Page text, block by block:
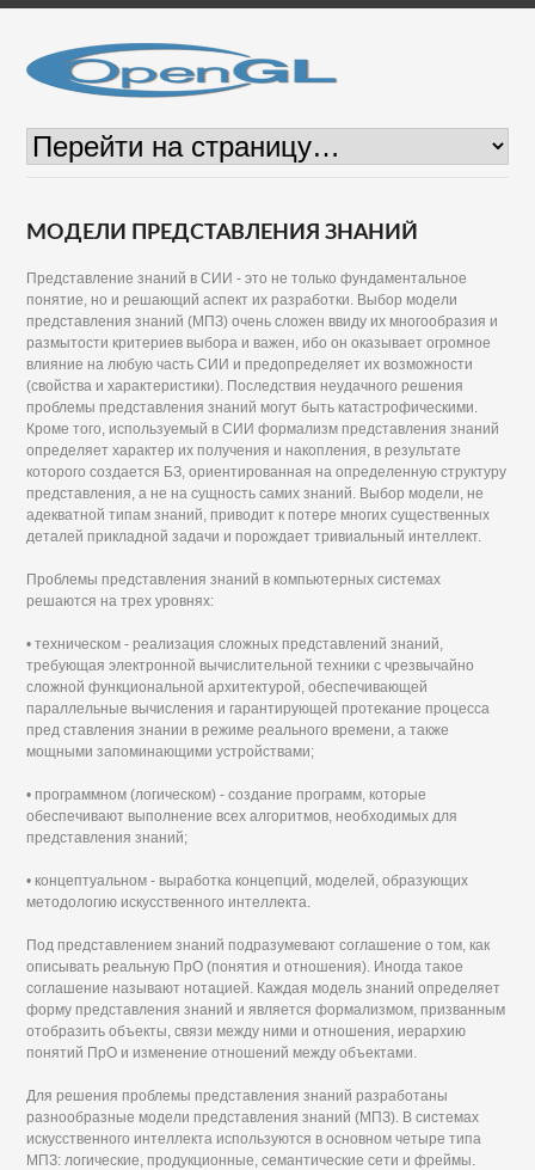
МОДЕЛИ ПРЕДСТАВЛЕНИЯ ЗНАНИЙ
Представление знаний в СИИ - это не только фундаментальное
понятие, но и решающий аспект их разработки. Выбор модели
представления знаний (МПЗ) очень сложен ввиду их многообразия и
размытости критериев выбора и важен, ибо он оказывает огромное
влияние на любую часть СИИ и предопределяет их возможности
(свойства и характеристики). Последствия неудачного решения
проблемы представления знаний могут быть катастрофическими.
Кроме того, используемый в СИИ формализм представления знаний
определяет характер их получения и накопления, в результате
которого создается БЗ, ориентированная на определенную структуру
представления, а не на сущность самих знаний. Выбор модели, не
адекватной типам знаний, приводит к потере многих существенных
деталей прикладной задачи и порождает тривиальный интеллект.
Проблемы представления знаний в компьютерных системах
решаются на трех уровнях:
• техническом - реализация сложных представлений знаний,
требующая электронной вычислительной техники с чрезвычайно
сложной функциональной архитектурой, обеспечивающей
параллельные вычисления и гарантирующей протекание процесса
пред ставления знании в режиме реального времени, а также
мощными запоминающими устройствами;
• программном (логическом) - создание программ, которые
обеспечивают выполнение всех алгоритмов, необходимых для
представления знаний;
• концептуальном - выработка концепций, моделей, образующих
методологию искусственного интеллекта.
Под представлением знаний подразумевают соглашение о том, как
описывать реальную ПрО (понятия и отношения). Иногда такое
соглашение называют нотацией. Каждая модель знаний определяет
форму представления знаний и является формализмом, призванным
отобразить объекты, связи между ними и отношения, иерархию
понятий ПрО и изменение отношений между объектами.
Для решения проблемы представления знаний разработаны
разнообразные модели представления знаний (МПЗ). В системах
искусственного интеллекта используются в основном четыре типа
МПЗ: логические, продукционные, семантические сети и фреймы.